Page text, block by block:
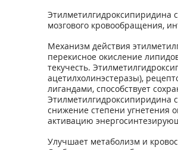
Этилметилгидроксипиридина
мозгового кровообращения,
Механизм действия
перекисное окисление
текучесть.
ацетилхолинэстеразы),
лигандами, способствует
Этилметилгидроксипиридина
снижение степени угнетения
активацию
Улучшает метаболизм и